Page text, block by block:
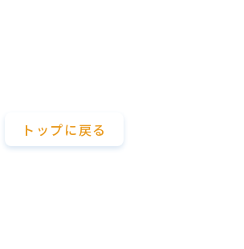
トップに戻る